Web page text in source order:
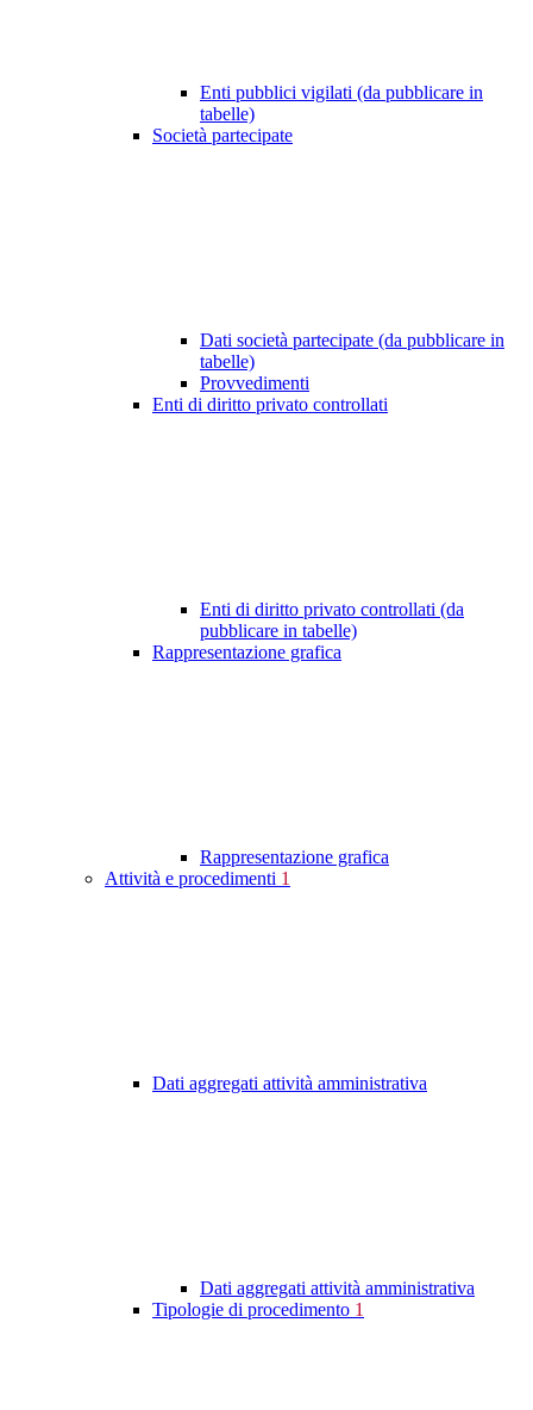
Enti pubblici vigilati (da pubblicare in
tabelle)
Società partecipate
Dati società partecipate (da pubblicare in
tabelle)
Provvedimenti
Enti di diritto privato controllati
Enti di diritto privato controllati (da
pubblicare in tabelle)
Rappresentazione grafica
Rappresentazione grafica
Attività e procedimenti 1
Dati aggregati attività amministrativa
Dati aggregati attività amministrativa
Tipologie di procedimento 1